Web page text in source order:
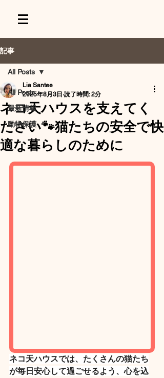
記事
All Posts
最新情報
動物保護
All Posts
ネコ天ハウスを支えてく
ださい🐾猫たちの安全で快
適な暮らしのために
Lia Santee
2025年8月3日 読了時間: 2分
ネコ天ハウスでは、たくさんの猫たち
が毎日安心して過ごせるよう、心を込